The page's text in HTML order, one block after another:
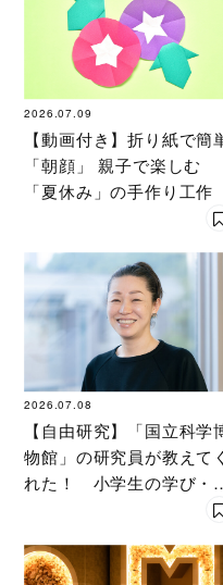
2026.07.09
【動画付き】折り紙で簡
「朝顔」 親子で楽しむ
「夏休み」の手作り工作
2026.07.08
【自由研究】「国立科学
物館」の研究員が教えてく
れた！ 小学生の学び・
強のテーマ探し 『いき
者が解説